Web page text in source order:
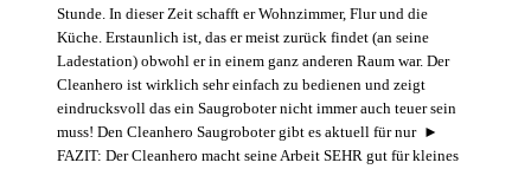
Stunde. In dieser Zeit schafft er Wohnzimmer, Flur und die
Küche. Erstaunlich ist, das er meist zurück findet (an seine
Ladestation) obwohl er in einem ganz anderen Raum war. Der
Cleanhero ist wirklich sehr einfach zu bedienen und zeigt
eindrucksvoll das ein Saugroboter nicht immer auch teuer sein
muss! Den Cleanhero Saugroboter gibt es aktuell für nur ►
FAZIT: Der Cleanhero macht seine Arbeit SEHR gut für kleines